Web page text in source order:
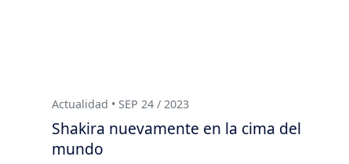
Actualidad • SEP 24 / 2023
Shakira nuevamente en la cima del
mundo